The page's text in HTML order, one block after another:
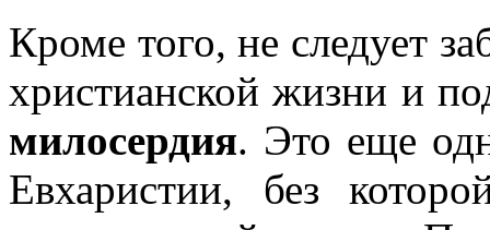
Кроме того, не следует
христианской жизни и
милосердия. Это еще
Евхаристии, без